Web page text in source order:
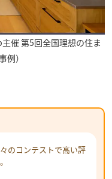
催 第5回全国理想の住ま
例）
のコンテストで高い評